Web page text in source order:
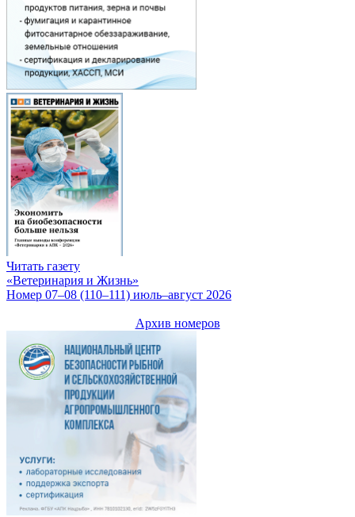
Читать газету
«Ветеринария и Жизнь»
Номер 07–08 (110–111) июль–август 2026
Архив номеров